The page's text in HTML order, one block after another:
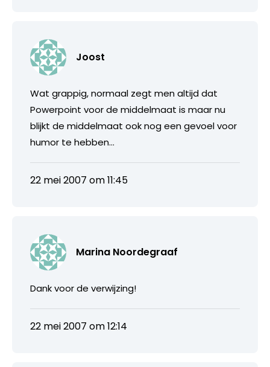
Joost
Wat grappig, normaal zegt men altijd dat
Powerpoint voor de middelmaat is maar nu
blijkt de middelmaat ook nog een gevoel voor
humor te hebben…
22 mei 2007 om 11:45
Marina Noordegraaf
Dank voor de verwijzing!
22 mei 2007 om 12:14